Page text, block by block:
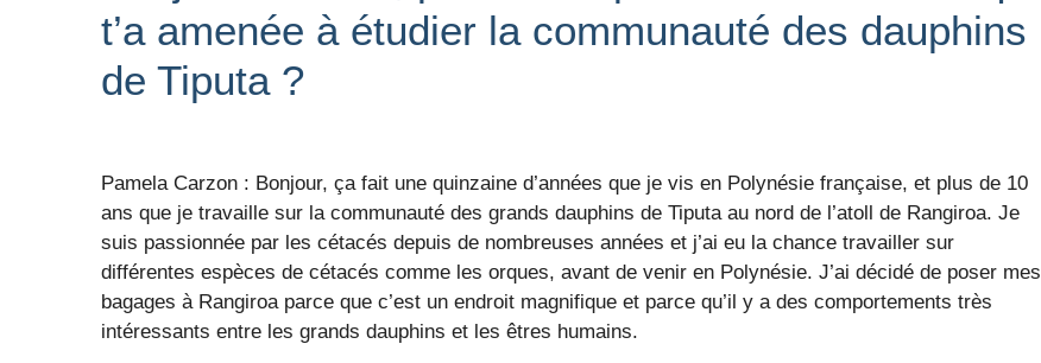
t’a amenée à étudier la communauté des dauphins
de Tiputa ?
Pamela Carzon : Bonjour, ça fait une quinzaine d’années que je vis en Polynésie française, et plus de 10
ans que je travaille sur la communauté des grands dauphins de Tiputa au nord de l’atoll de Rangiroa. Je
suis passionnée par les cétacés depuis de nombreuses années et j’ai eu la chance travailler sur
différentes espèces de cétacés comme les orques, avant de venir en Polynésie. J’ai décidé de poser mes
bagages à Rangiroa parce que c’est un endroit magnifique et parce qu’il y a des comportements très
intéressants entre les grands dauphins et les êtres humains.